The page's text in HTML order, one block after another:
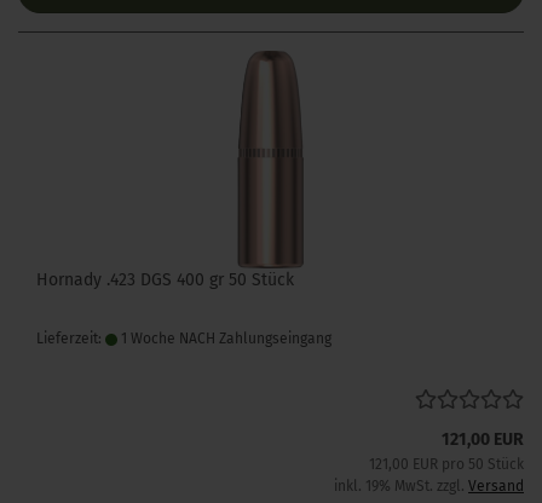
Hornady .423 DGS 400 gr 50 Stück
Lieferzeit: 1 Woche NACH Zahlungseingang
121,00 EUR
121,00 EUR pro 50 Stück
inkl. 19% MwSt. zzgl. Versand